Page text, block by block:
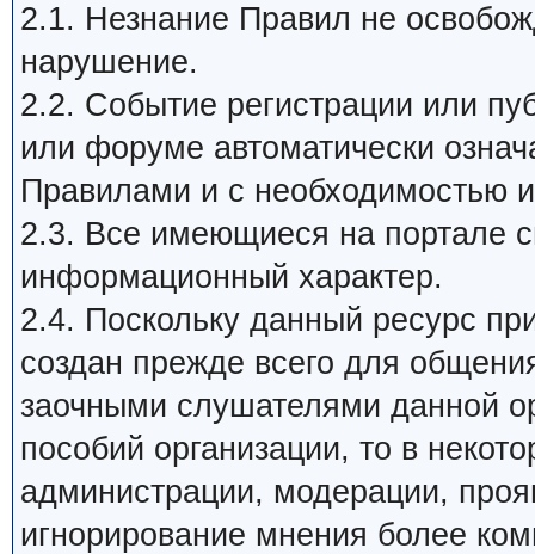
2.1. Незнание Правил не
нарушение.
2.2. Событие регистрации или
или форуме автоматически
Правилами и с необходимостью
2.3. Все имеющиеся на портале
информационный характер.
2.4. Поскольку данный ресурс
создан прежде всего для
заочными слушателями данной
пособий организации, то в
администрации, модерации,
игнорирование мнения более